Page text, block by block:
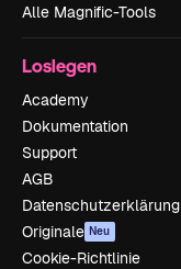
Alle Magnific-Tools
Loslegen
Academy
Dokumentation
Support
AGB
Datenschutzerklärung
Originale Neu
Cookie-Richtlinie